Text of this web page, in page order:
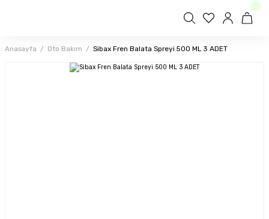
Anasayfa Oto Bakım Sibax Fren Balata Spreyi 500 ML 3 ADET